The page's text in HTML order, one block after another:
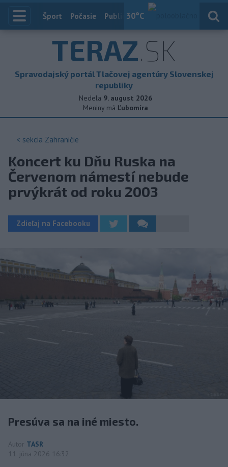
30°C
Index
Šport Počasie Publicistika
TERAZ.SK
Spravodajský portál Tlačovej agentúry Slovenskej
republiky
Nedela 9. august 2026
Meniny má Ľubomíra
< sekcia Zahraničie
Koncert ku Dňu Ruska na
Červenom námestí nebude
prvýkrát od roku 2003
Zdieľaj na Facebooku
Presúva sa na iné miesto.
Autor TASR
11. júna 2026 16:32